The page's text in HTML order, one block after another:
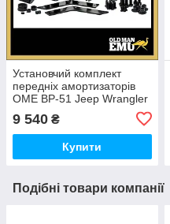
Установчий комплект
передніх амортизаторів
OME BP-51 Jeep Wrangler
9 540 ₴
Купити
Подібні товари компанії